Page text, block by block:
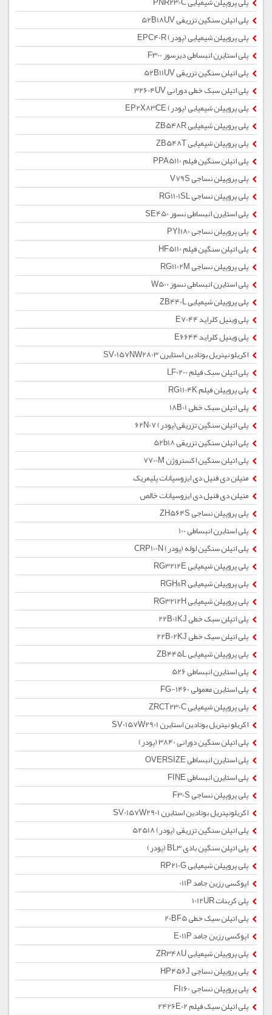
پلی اتیلن سنگین تزریقی 52B18UV
پلی پروپیلن شیمیایی (پودر) EPC40R
پلی استایرن انبساطی دیرسوز F300
پلی اتیلن سنگین تزریقی 52B11UV
پلی اتیلن سبک خطی دورانی 32604UV
پلی پروپیلن شیمیایی (پودر) EP2X83CE
پلی پروپیلن شیمیایی ZB548R
پلی پروپیلن شیمیایی ZB548T
پلی اتیلن سنگین فیلم PPA5110
پلی پروپیلن نساجی V79S
پلی پروپیلن نساجی RG1101SL
پلی استایرن انبساطی نسوز SE450
پلی پروپیلن نساجی PYI180
پلی اتیلن سنگین فیلم HF5110
پلی پروپیلن نساجی RG1102M
پلی استایرن انبساطی نسوز W500
پلی پروپیلن شیمیایی ZB440L
پلی وینیل کلراید E7044
پلی وینیل کلراید E6644
اکریلو نیتریل بوتادین استایرن SV0157NW2803
پلی اتیلن سبک فیلم LF0200
پلی پروپیلن فیلم RG1104K
پلی اتیلن سبک خطی 18B01
پلی اتیلن سنگین تزریقی(پودر) 62N07
پلی اتیلن سنگین تزریقی 52b18
پلی اتیلن سنگین اکستروژن 7700M
متیلن دی فنیل دی ایزوسیانات پلیمریک
متیلن دی فنیل دی ایزوسیانات خالص
پلی پروپیلن نساجی ZH564S
پلی استایرن انبساطی 100
پلی اتیلن سنگین لوله (پودر) CRP100N
پلی پروپیلن شیمیایی RG3212E
پلی پروپیلن شیمیایی RGH&R
پلی پروپیلن شیمیایی RG3212H
پلی اتیلن سبک خطی 22B01KJ
پلی اتیلن سبک خطی 22B02KJ
پلی پروپیلن شیمیایی ZB445L
پلی استایرن انبساطی 526
پلی استایرن معمولی 1460-FG
پلی پروپیلن شیمیایی ZRCT230C
اکریلو نیتریل بوتادین استایرن SV0157W2901
پلی اتیلن سنگین دورانی 3840 (پودر)
پلی استایرن انبساطی OVERSIZE
پلی استایرن انبساطی FINE
پلی پروپیلن نساجی F30S
اکریلونیتریل بوتادین استایرن SV0157W2901
پلی اتیلن سنگین تزریقی (پودر) 52518
پلی اتیلن سنگین بادی BL3 (پودر)
پلی پروپیلن شیمیایی RP210G
اپوکسی رزین جامد 011P
پلی کربنات 1012UR
پلی اتیلن سبک خطی 20BF5
اپوکسی رزین جامد E011P
پلی پروپیلن شیمیایی ZR348U
پلی پروپیلن نساجی HP456J
پلی پروپیلن نساجی FI160
پلی اتیلن سبک فیلم 2426E02